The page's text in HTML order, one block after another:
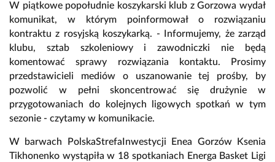
W piątkowe popołudnie koszykarski klub z Gorzowa wydał
komunikat, w którym poinformował o rozwiązaniu
kontraktu z rosyjską koszykarką. - Informujemy, że zarząd
klubu, sztab szkoleniowy i zawodniczki nie będą
komentować sprawy rozwiązania kontaktu. Prosimy
przedstawicieli mediów o uszanowanie tej prośby, by
pozwolić w pełni skoncentrować się drużynie w
przygotowaniach do kolejnych ligowych spotkań w tym
sezonie - czytamy w komunikacie.
W barwach PolskaStrefaInwestycji Enea Gorzów Ksenia
Tikhonenko wystąpiła w 18 spotkaniach Energa Basket Ligi